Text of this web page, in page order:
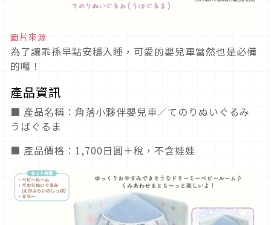
圖片來源
為了讓乖孫早點安穩入睡，可愛的嬰兒車當然也是必備
的囉！
產品資訊
■ 產品名稱：角落小夥伴嬰兒車／てのりぬいぐるみ
うばぐるま
■ 產品價格：1,700日圓＋稅，不含娃娃